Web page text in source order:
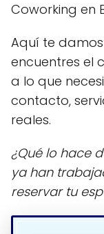
Coworking en
Aquí te
encuentres el
a lo que
contacto,
reales.
¿Qué lo hace
ya han
reservar tu